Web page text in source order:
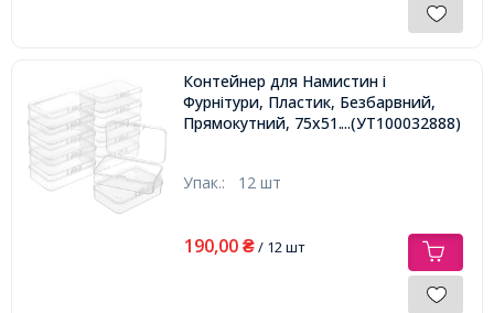
Контейнер для Намистин і
Фурнітури, Пластик, Безбарвний,
Прямокутний, 75х51.5х21мм,
...(УТ100032888)
Упак.: 12 шт
190,00 ₴/ 12 шт